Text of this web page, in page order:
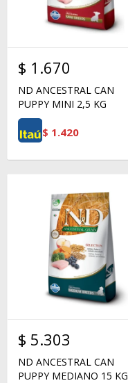
$ 1.670
ND ANCESTRAL CAN
PUPPY MINI 2,5 KG
$ 1.420
$ 5.303
ND ANCESTRAL CAN
PUPPY MEDIANO 15 KG